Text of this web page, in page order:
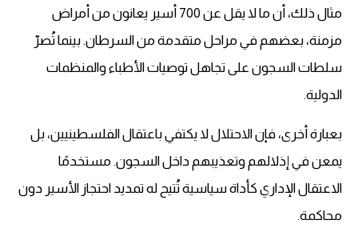
مثال ذلك، أن ما لا يقل عن 700 أسير يعانون من أمراض
مزمنة، بعضهم في مراحل متقدمة من السرطان. بينما تُصرّ
سلطات السجون على تجاهل توصيات الأطباء والمنظمات
الدولية.
بعبارة أخرى، فإن الاحتلال لا يكتفي باعتقال الفلسطينيين، بل
يمعن في إذلالهم وتعذيبهم داخل السجون. مستخدمًا
الاعتقال الإداري كأداة سياسية تُتيح له تمديد احتجاز الأسير دون
محاكمة.